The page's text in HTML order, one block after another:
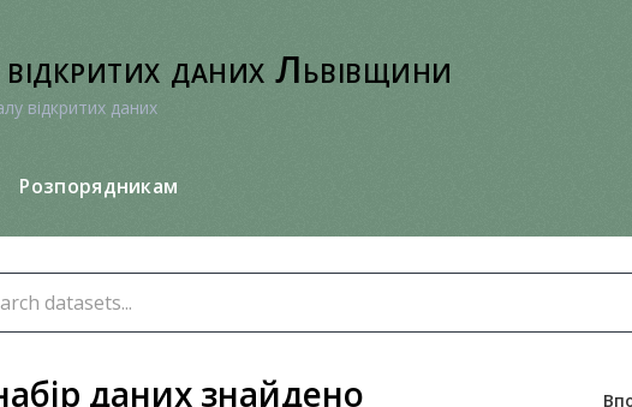
даних Львівщини
відкритих даних
Розпорядникам
даних знайдено